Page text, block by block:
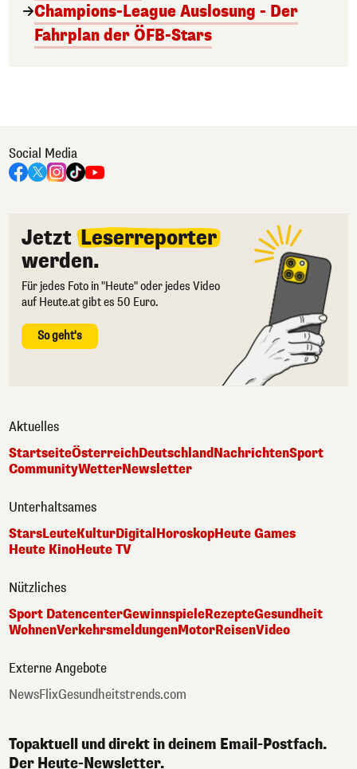
Champions-League Auslosung - Der
Fahrplan der ÖFB-Stars
Social Media
Jetzt Leserreporter
werden.
Für jedes Foto in "Heute" oder jedes Video
auf Heute.at gibt es 50 Euro.
So geht's
Aktuelles
StartseiteÖsterreichDeutschlandNachrichtenSport
CommunityWetterNewsletter
Unterhaltsames
StarsLeuteKulturDigital HoroskopHeute Games
Heute KinoHeute TV
Nützliches
Sport DatencenterGewinnspieleRezepteGesundheit
WohnenVerkehrsmeldungenMotorReisenVideo
Externe Angebote
NewsFlixGesundheitstrends.com
Topaktuell und direkt in deinem Email-Postfach.
Der Heute-Newsletter.